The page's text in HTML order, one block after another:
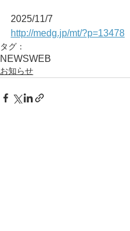
2025/11/7
http://medg.jp/mt/?p=13478
タグ：
NEWSWEB
お知らせ